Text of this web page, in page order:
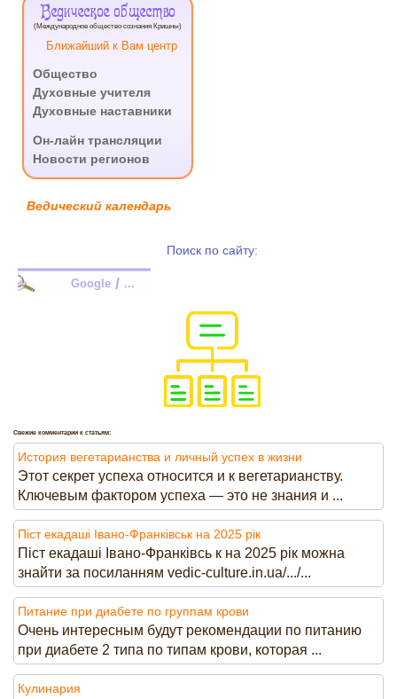
Ведическое общество
(Международное общество сознания Кришны)
Ближайший к Вам центр
Общество
Духовные учителя
Духовные наставники
Он-лайн трансляции
Новости регионов
Ведический календарь
Поиск по сайту:
Google / ...
Свежие комментарии к статьям:
История вегетарианства и личный успех в жизни
Этот секрет успеха относится и к вегетарианству.
Ключевым фактором успеха — это не знания и ...
Піст екадаші Івано-Франківськ на 2025 рік
Піст екадаші Івано-Франківсь к на 2025 рік можна
знайти за посиланням vedic-culture.in.ua/.../...
Питание при диабете по группам крови
Очень интересным будут рекомендации по питанию
при диабете 2 типа по типам крови, которая ...
Кулинария